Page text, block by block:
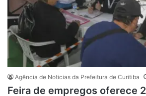
Agência de Noticias da Prefeitura de Curitiba
Feira de empregos oferece